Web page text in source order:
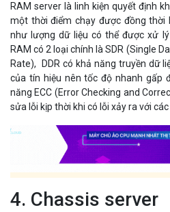
RAM server là linh kiện quyết định
một thời điểm chạy được đồng thời
như lượng dữ liệu có thể được xử
RAM có 2 loại chính là SDR (Single
Rate), DDR có khả năng truyền dữ
của tín hiệu nên tốc độ nhanh gấp
năng ECC (Error Checking and
sửa lỗi kịp thời khi có lỗi xảy ra với
4. Chassis server